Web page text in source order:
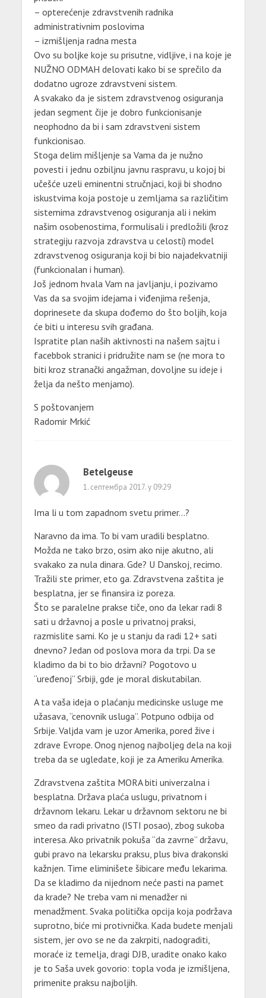
– opterećenje zdravstvenih radnika
administrativnim poslovima
– izmišljenja radna mesta
Ovo su boljke koje su prisutne, vidljive, i na koje je
NUŽNO ODMAH delovati kako bi se sprečilo da
dodatno ugroze zdravstveni sistem.
A svakako da je sistem zdravstvenog osiguranja
jedan segment čije je dobro funkcionisanje
neophodno da bi i sam zdravstveni sistem
funkcionisao.
Stoga delim mišljenje sa Vama da je nužno
povesti i jednu ozbiljnu javnu raspravu, u kojoj bi
učešće uzeli eminentni stručnjaci, koji bi shodno
iskustvima koja postoje u zemljama sa različitim
sistemima zdravstvenog osiguranja ali i nekim
našim osobenostima, formulisali i predložili (kroz
strategiju razvoja zdravstva u celosti) model
zdravstvenog osiguranja koji bi bio najadekvatniji
(funkcionalan i human).
Još jednom hvala Vam na javljanju, i pozivamo
Vas da sa svojim idejama i viđenjima rešenja,
doprinesete da skupa dođemo do što boljih, koja
će biti u interesu svih građana.
Ispratite plan naših aktivnosti na našem sajtu i
facebbok stranici i pridružite nam se (ne mora to
biti kroz stranački angažman, dovoljne su ideje i
želja da nešto menjamo).
S poštovanjem
Radomir Mrkić
Betelgeuse
1. септембра 2017. у 09:29
Ima li u tom zapadnom svetu primer…?
Naravno da ima. To bi vam uradili besplatno.
Možda ne tako brzo, osim ako nije akutno, ali
svakako za nula dinara. Gde? U Danskoj, recimo.
Tražili ste primer, eto ga. Zdravstvena zaštita je
besplatna, jer se finansira iz poreza.
Što se paralelne prakse tiče, ono da lekar radi 8
sati u državnoj a posle u privatnoj praksi,
razmislite sami. Ko je u stanju da radi 12+ sati
dnevno? Jedan od poslova mora da trpi. Da se
kladimo da bi to bio državni? Pogotovo u
“uređenoj” Srbiji, gde je moral diskutabilan.
A ta vaša ideja o plaćanju medicinske usluge me
užasava, “cenovnik usluga”. Potpuno odbija od
Srbije. Valjda vam je uzor Amerika, pored žive i
zdrave Evrope. Onog njenog najboljeg dela na koji
treba da se ugledate, koji je za Ameriku Amerika.
Zdravstvena zaštita MORA biti univerzalna i
besplatna. Država plaća uslugu, privatnom i
državnom lekaru. Lekar u državnom sektoru ne bi
smeo da radi privatno (ISTI posao), zbog sukoba
interesa. Ako privatnik pokuša “da zavrne” državu,
gubi pravo na lekarsku praksu, plus biva drakonski
kažnjen. Time eliminišete šibicare među lekarima.
Da se kladimo da nijednom neće pasti na pamet
da krade? Ne treba vam ni menadžer ni
menadžment. Svaka politička opcija koja podržava
suprotno, biće mi protivnička. Kada budete menjali
sistem, jer ovo se ne da zakrpiti, nadograditi,
moraće iz temelja, dragi DJB, uradite onako kako
je to Saša uvek govorio: topla voda je izmišljena,
primenite praksu najboljih.